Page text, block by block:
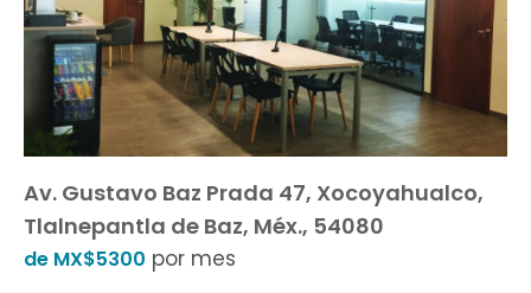
Av. Gustavo Baz Prada 47, Xocoyahualco,
Tlalnepantla de Baz, Méx., 54080
de MX$5300 por mes